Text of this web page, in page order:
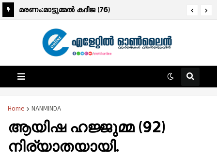
മരണം:മാട്ടുമ്മൽ കദീജ (76)
Home NANMINDA
ആയിഷ ഹജ്ജുമ്മ (92)
നിര്യാതയായി.